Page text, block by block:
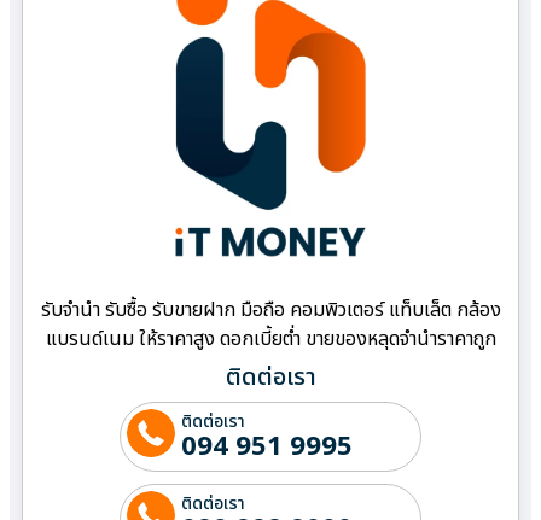
รับจำนำ รับซื้อ รับขายฝาก มือถือ คอมพิวเตอร์ แท็บเล็ต กล้อง
แบรนด์เนม ให้ราคาสูง ดอกเบี้ยต่ำ ขายของหลุดจำนำราคาถูก
ติดต่อเรา
ติดต่อเรา
094 951 9995
ติดต่อเรา